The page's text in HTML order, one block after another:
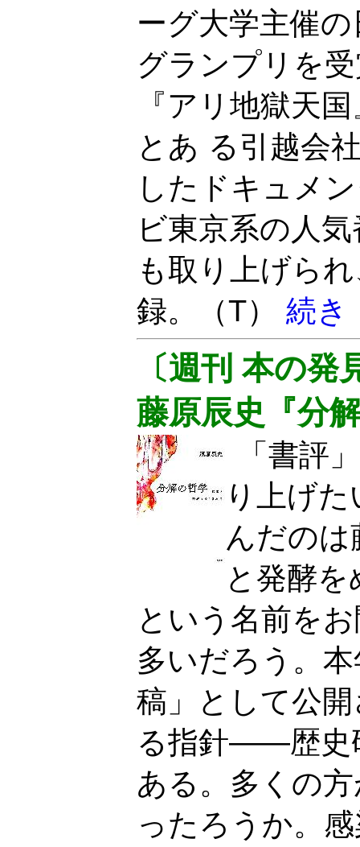
ーグ大学主催
グランプリを
『アリ地獄天
とあ る引越会
したドキュメ
ビ東京系の人
も取り上げら
録。（T） 続き
〔週刊 本の
藤原辰史『分
「書評
り上げ
んだの
と発酵
という名前を
多いだろう。
稿」として公
る指針——歴史
ある。多くの
ったろうか。